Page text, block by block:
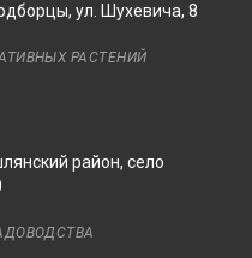
ул. Шухевича, 8
РАСТЕНИЙ
район, село